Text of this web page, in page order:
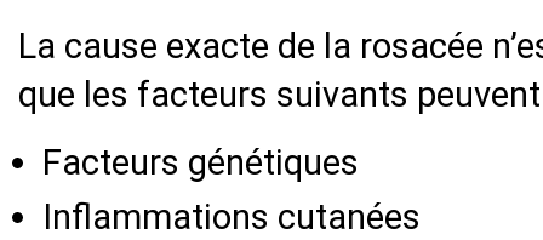
La cause exacte de la rosacée
que les facteurs suivants
Facteurs génétiques
Inflammations cutanées